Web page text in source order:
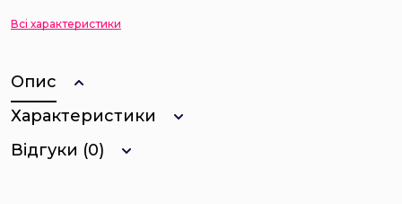
Всі характеристики
Опис
Характеристики
Відгуки (0)